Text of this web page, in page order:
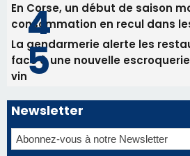
En Corse, un début de saison
consommation en recul dans
La gendarmerie alerte les
face à une nouvelle
vin
Newsletter